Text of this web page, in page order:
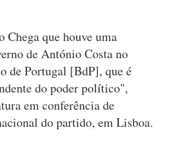
Chega que houve uma
de António Costa no
de Portugal [BdP], que é
do poder político",
em conferência de
do partido, em Lisboa.